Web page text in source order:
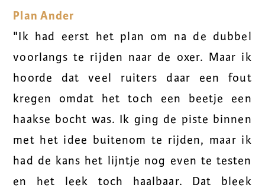
Plan Ander
"Ik had eerst het plan om na de dubbel
voorlangs te rijden naar de oxer. Maar ik
hoorde dat veel ruiters daar een fout
kregen omdat het toch een beetje een
haakse bocht was. Ik ging de piste binnen
met het idee buitenom te rijden, maar ik
had de kans het lijntje nog even te testen
en het leek toch haalbaar. Dat bleek